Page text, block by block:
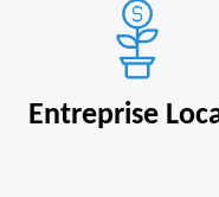
Entreprise